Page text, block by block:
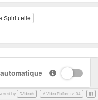
Spirituelle
by AVideo® - A Video Platform v10.4